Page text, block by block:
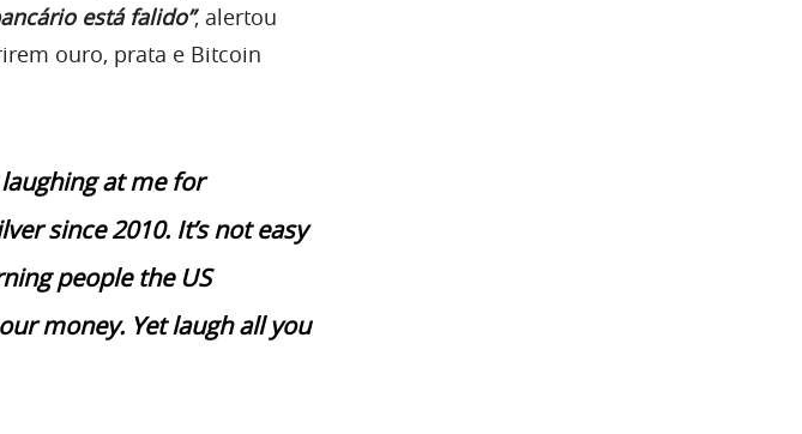
está falido”, alertou
ouro, prata e Bitcoin
at me for
since 2010. It’s not easy
people the US
money. Yet laugh all you